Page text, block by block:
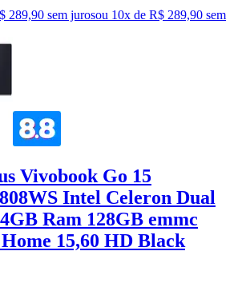
289,90 sem jurosou 10x de R$ 289,90 sem
Vivobook Go 15
Intel Celeron Dual
Ram 128GB emmc
15,60 HD Black